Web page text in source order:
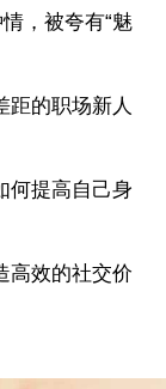
，被夸有“魅
的职场新人
提高自己身
效的社交价